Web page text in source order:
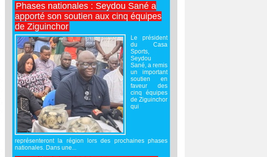
Phases nationales : Seydou Sané a
apporté son soutien aux cinq équipes
de Ziguinchor
Le président
du Casa
Sports,
Seydou
Sané, a remis
un important
soutien en
faveur des
cinq équipes
de Ziguinchor
qui
représenteront la région lors des prochaines phases
nationales. Dans une...